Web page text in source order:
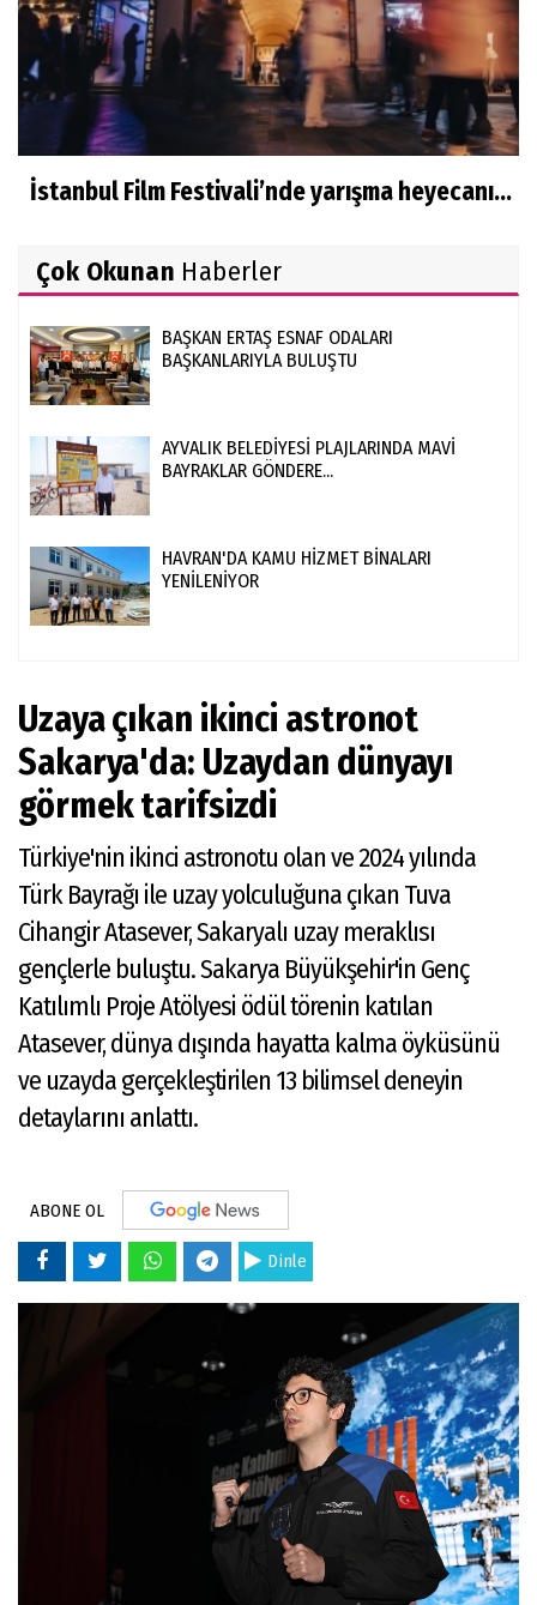
İstanbul Film Festivali’nde yarışma heyecanı...
Çok Okunan Haberler
BAŞKAN ERTAŞ ESNAF ODALARI
BAŞKANLARIYLA BULUŞTU
AYVALIK BELEDİYESİ PLAJLARINDA MAVİ
BAYRAKLAR GÖNDERE...
HAVRAN'DA KAMU HİZMET BİNALARI
YENİLENİYOR
Uzaya çıkan ikinci astronot
Sakarya'da: Uzaydan dünyayı
görmek tarifsizdi
Türkiye'nin ikinci astronotu olan ve 2024 yılında
Türk Bayrağı ile uzay yolculuğuna çıkan Tuva
Cihangir Atasever, Sakaryalı uzay meraklısı
gençlerle buluştu. Sakarya Büyükşehir'in Genç
Katılımlı Proje Atölyesi ödül törenin katılan
Atasever, dünya dışında hayatta kalma öyküsünü
ve uzayda gerçekleştirilen 13 bilimsel deneyin
detaylarını anlattı.
ABONE OL
Dinle